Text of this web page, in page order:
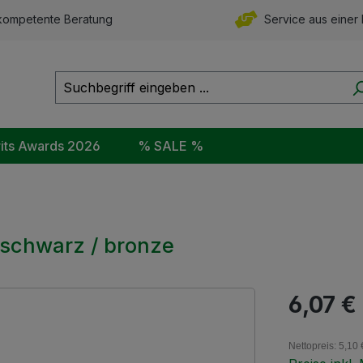
Beratung Service aus einer
Awards 2026 % SALE %
/ bronze
Regulärer
6,07 €
Nettopreis: 5,10